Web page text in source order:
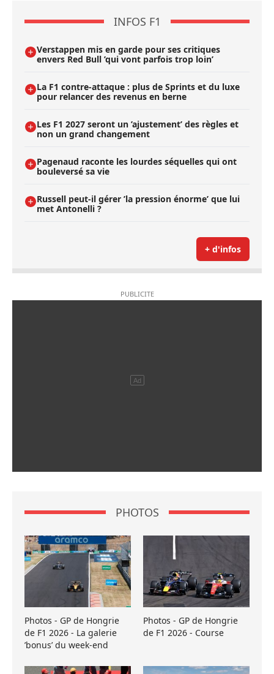
INFOS F1
Verstappen mis en garde pour ses critiques
envers Red Bull ’qui vont parfois trop loin’
La F1 contre-attaque : plus de Sprints et du luxe
pour relancer des revenus en berne
Les F1 2027 seront un ’ajustement’ des règles et
non un grand changement
Pagenaud raconte les lourdes séquelles qui ont
bouleversé sa vie
Russell peut-il gérer ’la pression énorme’ que lui
met Antonelli ?
+ d'infos
PHOTOS
Photos - GP de Hongrie
de F1 2026 - La galerie
’bonus’ du week-end
Photos - GP de Hongrie
de F1 2026 - Course